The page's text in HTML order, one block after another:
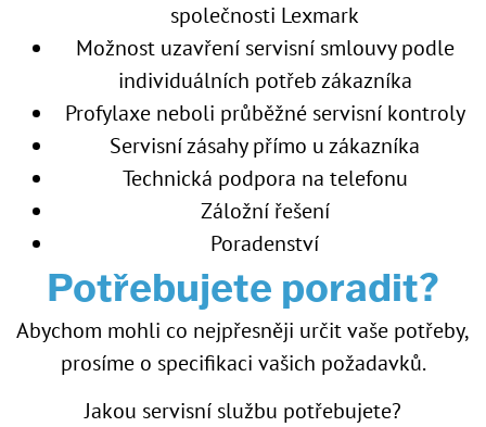
společnosti Lexmark
Možnost uzavření servisní smlouvy podle
individuálních potřeb zákazníka
Profylaxe neboli průběžné servisní kontroly
Servisní zásahy přímo u zákazníka
Technická podpora na telefonu
Záložní řešení
Poradenství
Potřebujete poradit?
Abychom mohli co nejpřesněji určit vaše potřeby,
prosíme o specifikaci vašich požadavků.
Jakou servisní službu potřebujete?